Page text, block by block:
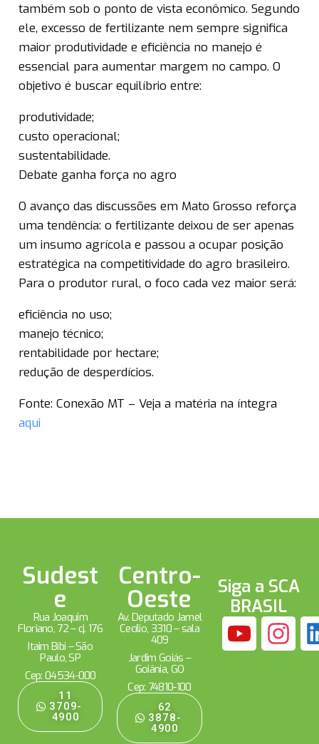
também sob o ponto de vista econômico. Segundo
ele, excesso de fertilizante nem sempre significa
maior produtividade e eficiência no manejo é
essencial para aumentar margem no campo. O
objetivo é buscar equilíbrio entre:
produtividade;
custo operacional;
sustentabilidade.
Debate ganha força no agro
O avanço das discussões em Mato Grosso reforça
uma tendência: o fertilizante deixou de ser apenas
um insumo agrícola e passou a ocupar posição
estratégica na competitividade do agro brasileiro.
Para o produtor rural, o foco cada vez maior será:
eficiência no uso;
manejo técnico;
rentabilidade por hectare;
redução de desperdícios.
Fonte: Conexão MT – Veja a matéria na íntegra
aqui
Sudest
e
Rua Joaquim
Floriano, 72 – cj. 176
Itaim Bibi – São
Paulo, SP
Cep: 04534-000
11
3709-
4900
Centro-
Oeste
Av. Deputado Jamel
Cecílio, 3310 – sala
409
Jardim Goiás –
Goiânia, GO
Cep: 74810-100
62
3878-
4900
Siga a SCA
BRASIL